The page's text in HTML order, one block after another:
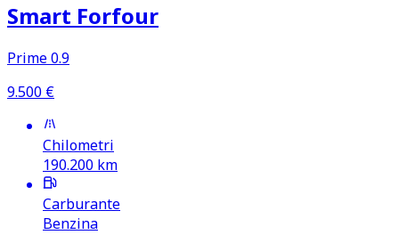
Smart Forfour
Prime 0.9
9.500 €
Chilometri
190.200 km
Carburante
Benzina